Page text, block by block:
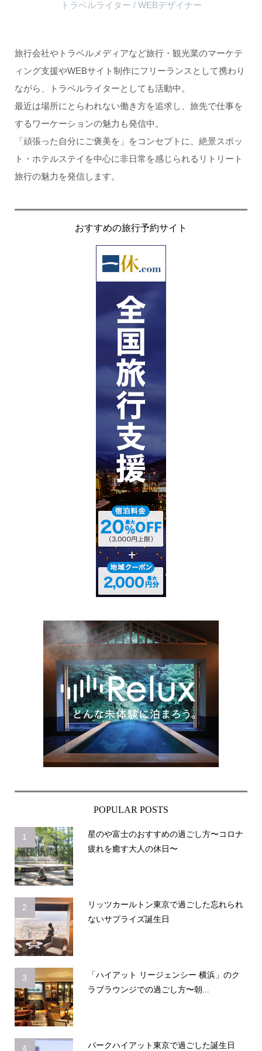
トラベルライター / WEBデザイナー
旅行会社やトラベルメディアなど旅行・観光業のマーケテ
ィング支援やWEBサイト制作にフリーランスとして携わり
ながら、トラベルライターとしても活動中。
最近は場所にとらわれない働き方を追求し、旅先で仕事を
するワーケーションの魅力も発信中。
「頑張った自分にご褒美を」をコンセプトに、絶景スポッ
ト・ホテルステイを中心に非日常を感じられるリトリート
旅行の魅力を発信します。
おすすめの旅行予約サイト
POPULAR POSTS
1
星のや富士のおすすめの過ごし方〜コロナ
疲れを癒す大人の休日〜
2
リッツカールトン東京で過ごした忘れられ
ないサプライズ誕生日
3
「ハイアット リージェンシー 横浜」のク
ラブラウンジでの過ごし方〜朝...
4 パークハイアット東京で過ごした誕生日